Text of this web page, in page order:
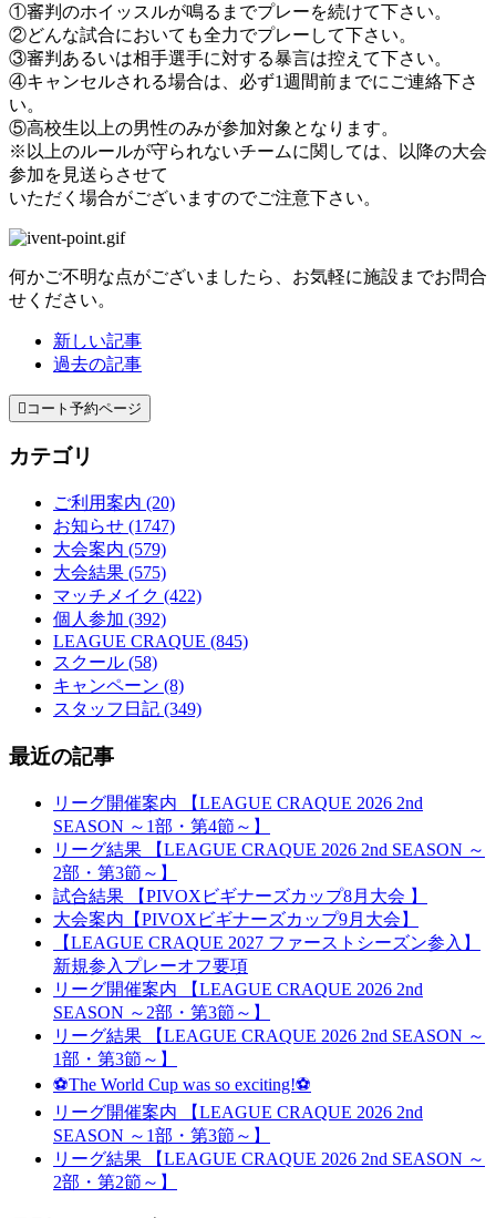
①審判のホイッスルが鳴るまでプレーを続けて下さい。
②どんな試合においても全力でプレーして下さい。
③審判あるいは相手選手に対する暴言は控えて下さい。
④キャンセルされる場合は、必ず1週間前までにご連絡下さ
い。
⑤高校生以上の男性のみが参加対象となります。
※以上のルールが守られないチームに関しては、以降の大会
参加を見送らさせて
いただく場合がございますのでご注意下さい。
何かご不明な点がございましたら、お気軽に施設までお問合
せください。
新しい記事
過去の記事
 コート予約ページ
カテゴリ
ご利用案内 (20)
お知らせ (1747)
大会案内 (579)
大会結果 (575)
マッチメイク (422)
個人参加 (392)
LEAGUE CRAQUE (845)
スクール (58)
キャンペーン (8)
スタッフ日記 (349)
最近の記事
リーグ開催案内 【LEAGUE CRAQUE 2026 2nd
SEASON ～1部・第4節～】
リーグ結果 【LEAGUE CRAQUE 2026 2nd SEASON ～
2部・第3節～】
試合結果 【PIVOXビギナーズカップ8月大会 】
大会案内【PIVOXビギナーズカップ9月大会】
【LEAGUE CRAQUE 2027 ファーストシーズン参入】
新規参入プレーオフ要項
リーグ開催案内 【LEAGUE CRAQUE 2026 2nd
SEASON ～2部・第3節～】
リーグ結果 【LEAGUE CRAQUE 2026 2nd SEASON ～
1部・第3節～】
⚽The World Cup was so exciting!⚽
リーグ開催案内 【LEAGUE CRAQUE 2026 2nd
SEASON ～1部・第3節～】
リーグ結果 【LEAGUE CRAQUE 2026 2nd SEASON ～
2部・第2節～】